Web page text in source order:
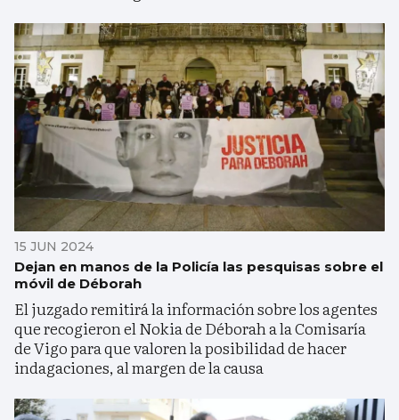
15 JUN 2024
Dejan en manos de la Policía las pesquisas sobre el
móvil de Déborah
El juzgado remitirá la información sobre los agentes
que recogieron el Nokia de Déborah a la Comisaría
de Vigo para que valoren la posibilidad de hacer
indagaciones, al margen de la causa